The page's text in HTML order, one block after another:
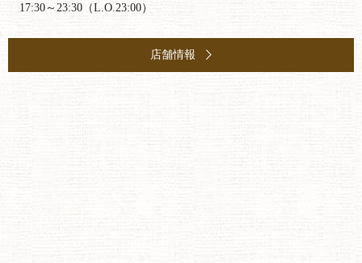
17:30～23:30（L.O.23:00）
店舗情報